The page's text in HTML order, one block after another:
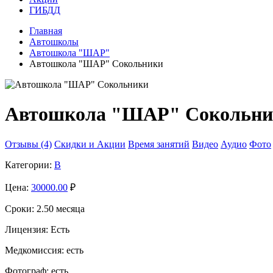
ГИБДД
Главная
Автошколы
Автошкола "ШАР"
Автошкола "ШАР" Сокольники
Автошкола "ШАР"
Отзывы (4) Скидки и Акции Время занятий Видео Аудио Фото
Категории: B
Цена: 30000.00 ₽
Сроки: 2.50 месяца
Лицензия: Есть
Медкомиссия: есть
Фотограф: есть